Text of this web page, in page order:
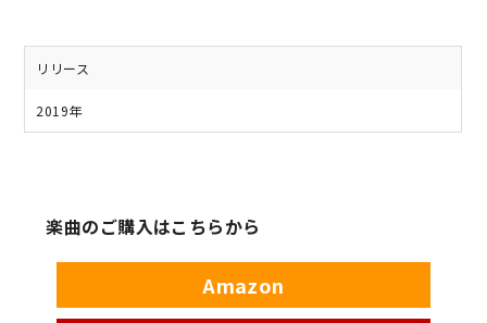
リリース
2019年
楽曲のご購入はこちらから
Amazon